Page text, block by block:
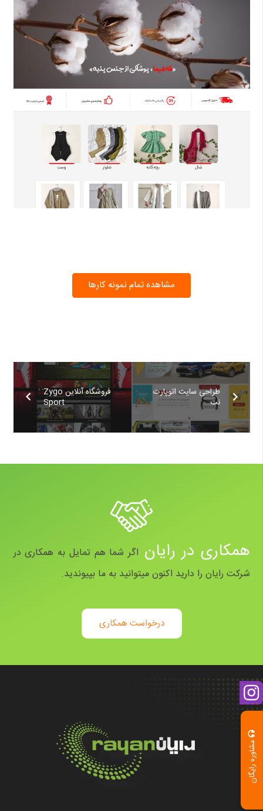
مشاوره رایگان
مشاهده تمام نمونه کارها
فروشگاه آنلاین Zygo
Sport
طراحی سایت اتوپارت
نت
همکاری در رایان اگر شما هم تمایل به همکاری در
شرکت رایان را دارید اکنون میتوانید به ما بپیوندید.
درخواست همکاری